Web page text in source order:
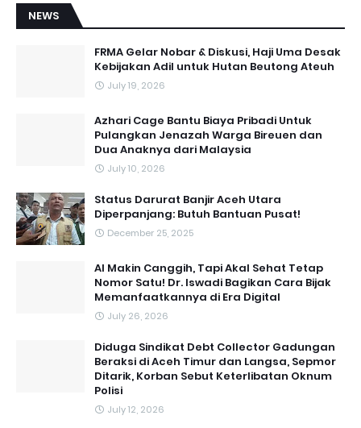
NEWS
FRMA Gelar Nobar & Diskusi, Haji Uma Desak
Kebijakan Adil untuk Hutan Beutong Ateuh
July 19, 2026
Azhari Cage Bantu Biaya Pribadi Untuk
Pulangkan Jenazah Warga Bireuen dan
Dua Anaknya dari Malaysia
July 10, 2026
Status Darurat Banjir Aceh Utara
Diperpanjang: Butuh Bantuan Pusat!
December 25, 2025
AI Makin Canggih, Tapi Akal Sehat Tetap
Nomor Satu! Dr. Iswadi Bagikan Cara Bijak
Memanfaatkannya di Era Digital
July 26, 2026
Diduga Sindikat Debt Collector Gadungan
Beraksi di Aceh Timur dan Langsa, Sepmor
Ditarik, Korban Sebut Keterlibatan Oknum
Polisi
July 12, 2026